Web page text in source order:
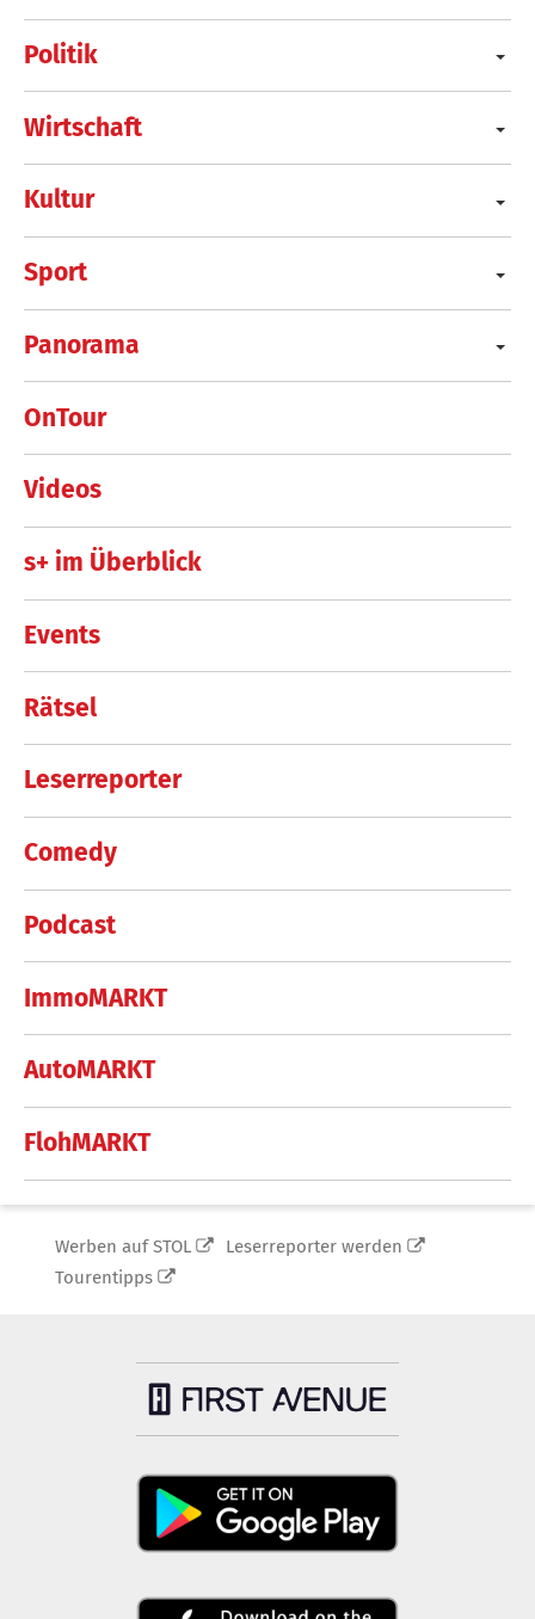
Politik
Wirtschaft
Kultur
Sport
Panorama
OnTour
Videos
s+ im Überblick
Events
Rätsel
Leserreporter
Comedy
Podcast
ImmoMARKT
AutoMARKT
FlohMARKT
Werben auf STOL
Leserreporter werden
Tourentipps